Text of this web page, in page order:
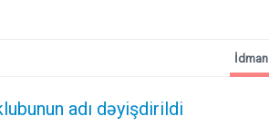
adı dəyişdirildi
İdman